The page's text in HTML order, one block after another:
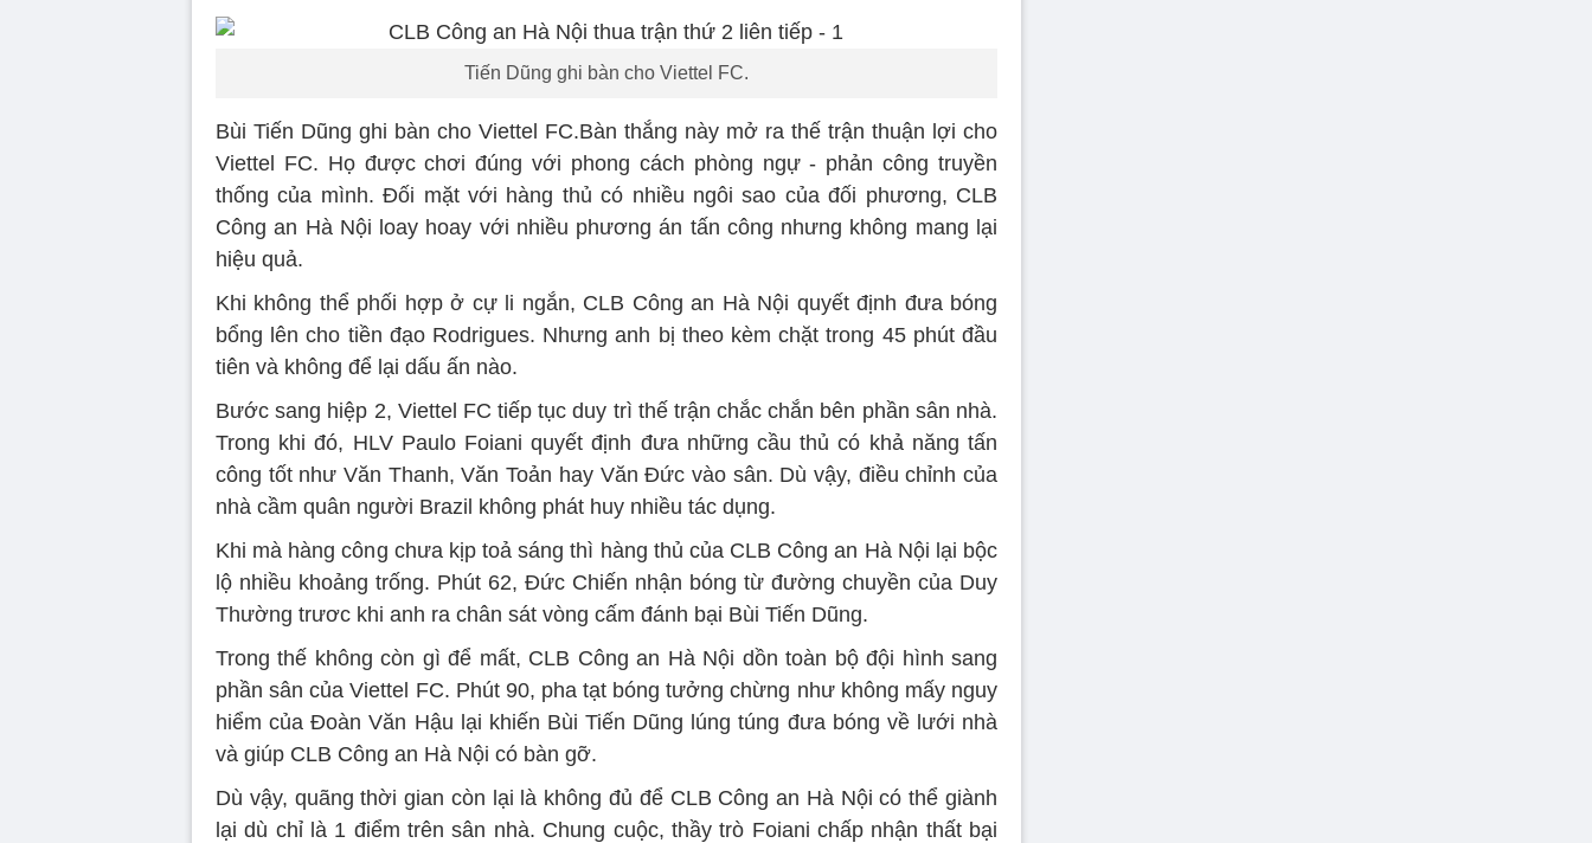
Tiến Dũng ghi bàn cho Viettel FC.
Bùi Tiến Dũng ghi bàn cho Viettel FC.Bàn thắng này mở ra thế trận thuận lợi cho
Viettel FC. Họ được chơi đúng với phong cách phòng ngự - phản công truyền
thống của mình. Đối mặt với hàng thủ có nhiều ngôi sao của đối phương, CLB
Công an Hà Nội loay hoay với nhiều phương án tấn công nhưng không mang lại
hiệu quả.
Khi không thể phối hợp ở cự li ngắn, CLB Công an Hà Nội quyết định đưa bóng
bổng lên cho tiền đạo Rodrigues. Nhưng anh bị theo kèm chặt trong 45 phút đầu
tiên và không để lại dấu ấn nào.
Bước sang hiệp 2, Viettel FC tiếp tục duy trì thế trận chắc chắn bên phần sân nhà.
Trong khi đó, HLV Paulo Foiani quyết định đưa những cầu thủ có khả năng tấn
công tốt như Văn Thanh, Văn Toản hay Văn Đức vào sân. Dù vậy, điều chỉnh của
nhà cầm quân người Brazil không phát huy nhiều tác dụng.
Khi mà hàng công chưa kịp toả sáng thì hàng thủ của CLB Công an Hà Nội lại bộc
lộ nhiều khoảng trống. Phút 62, Đức Chiến nhận bóng từ đường chuyền của Duy
Thường trươc khi anh ra chân sát vòng cấm đánh bại Bùi Tiến Dũng.
Trong thế không còn gì để mất, CLB Công an Hà Nội dồn toàn bộ đội hình sang
phần sân của Viettel FC. Phút 90, pha tạt bóng tưởng chừng như không mấy nguy
hiểm của Đoàn Văn Hậu lại khiến Bùi Tiến Dũng lúng túng đưa bóng về lưới nhà
và giúp CLB Công an Hà Nội có bàn gỡ.
Dù vậy, quãng thời gian còn lại là không đủ để CLB Công an Hà Nội có thể giành
lại dù chỉ là 1 điểm trên sân nhà. Chung cuộc, thầy trò Foiani chấp nhận thất bại